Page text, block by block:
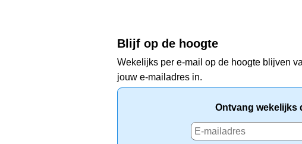
Blijf op de hoogte
Wekelijks per e-mail op de hoogte blijven
jouw e-mailadres in.
Ontvang wekelijks